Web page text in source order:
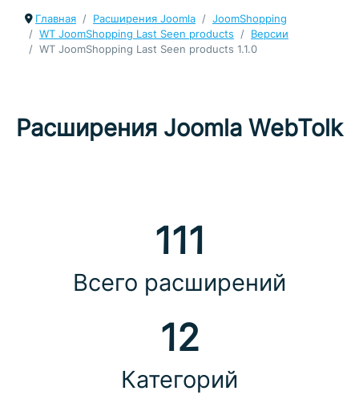
Главная Расширения Joomla
JoomShopping
WT JoomShopping Last Seen products
Версии
WT JoomShopping Last Seen products 1.1.0
Расширения Joomla WebTolk
111
Всего расширений
12
Категорий